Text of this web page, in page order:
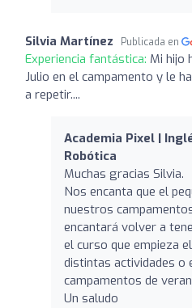
Silvia Martínez Publicada en
Experiencia fantástica: Mi hijo
Julio en el campamento y le
a repetir....
Academia Pixel |
Robótica
Muchas gracias Silvia.
Nos encanta que el
nuestros
encantará volver a
el curso que empieza
distintas actividades o
campamentos de
Un saludo